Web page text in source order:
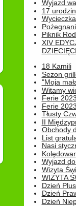
Wyjazd
17
Piknik
XIV
18 Kamili
Sezon
"Moja
Witamy
Ferie
Ferie
Tłusty
II
Obchody
List
Nasi
Wyjazd
Wizyta
WIZYTA
Dzień
Dzień
Dzień